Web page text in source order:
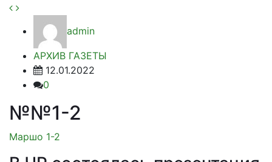
admin
АРХИВ ГАЗЕТЫ
12.01.2022
0
№№1-2
Маршо 1-2